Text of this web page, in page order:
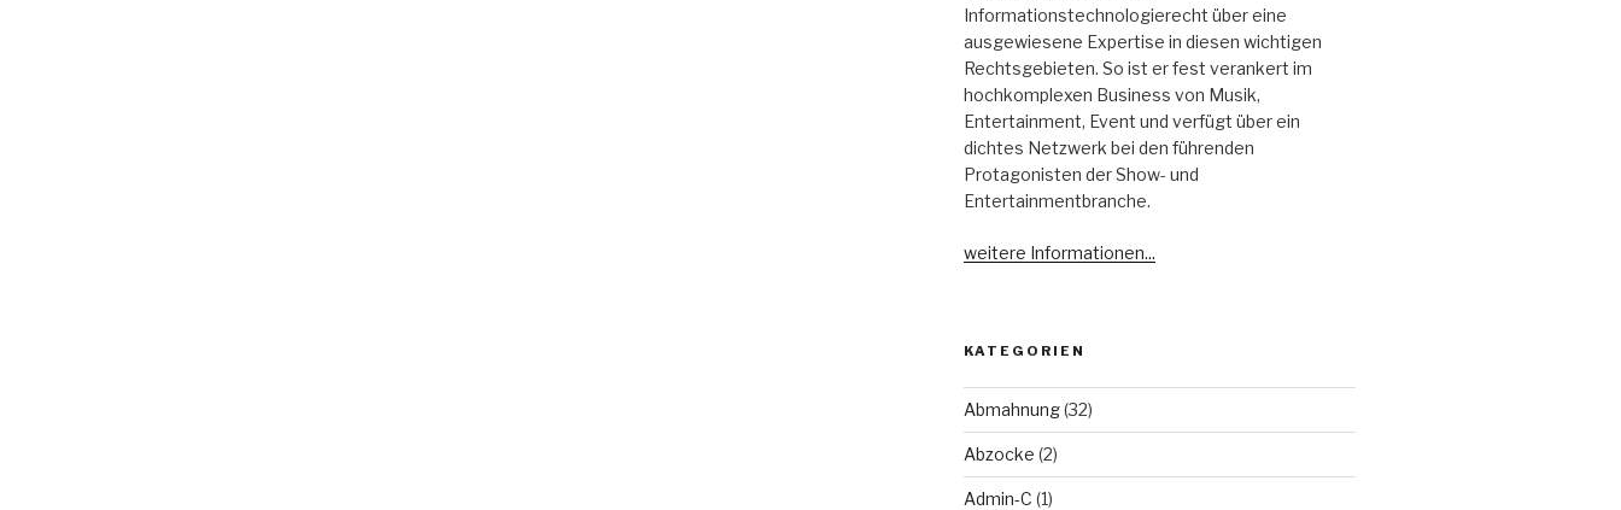
Informationstechnologierecht über eine
ausgewiesene Expertise in diesen wichtigen
Rechtsgebieten. So ist er fest verankert im
hochkomplexen Business von Musik,
Entertainment, Event und verfügt über ein
dichtes Netzwerk bei den führenden
Protagonisten der Show- und
Entertainmentbranche.
weitere Informationen...
KATEGORIEN
Abmahnung(32)
Abzocke (2)
Admin-C (1)